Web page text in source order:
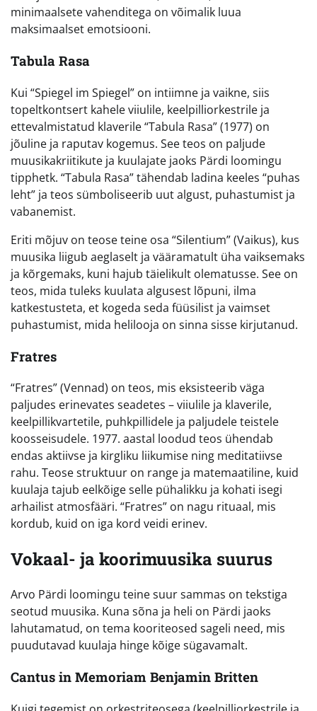
minimaalsete vahenditega on võimalik luua
maksimaalset emotsiooni.
Tabula Rasa
Kui “Spiegel im Spiegel” on intiimne ja vaikne, siis
topeltkontsert kahele viiulile, keelpilliorkestrile ja
ettevalmistatud klaverile “Tabula Rasa” (1977) on
jõuline ja raputav kogemus. See teos on paljude
muusikakriitikute ja kuulajate jaoks Pärdi loomingu
tipphetk. “Tabula Rasa” tähendab ladina keeles “puhas
leht” ja teos sümboliseerib uut algust, puhastumist ja
vabanemist.
Eriti mõjuv on teose teine osa “Silentium” (Vaikus), kus
muusika liigub aeglaselt ja vääramatult üha vaiksemaks
ja kõrgemaks, kuni hajub täielikult olematusse. See on
teos, mida tuleks kuulata algusest lõpuni, ilma
katkestusteta, et kogeda seda füüsilist ja vaimset
puhastumist, mida helilooja on sinna sisse kirjutanud.
Fratres
“Fratres” (Vennad) on teos, mis eksisteerib väga
paljudes erinevates seadetes – viiulile ja klaverile,
keelpillikvartetile, puhkpillidele ja paljudele teistele
koosseisudele. 1977. aastal loodud teos ühendab
endas aktiivse ja kirgliku liikumise ning meditatiivse
rahu. Teose struktuur on range ja matemaatiline, kuid
kuulaja tajub eelkõige selle pühalikku ja kohati isegi
arhailist atmosfääri. “Fratres” on nagu rituaal, mis
kordub, kuid on iga kord veidi erinev.
Vokaal- ja koorimuusika suurus
Arvo Pärdi loomingu teine suur sammas on tekstiga
seotud muusika. Kuna sõna ja heli on Pärdi jaoks
lahutamatud, on tema kooriteosed sageli need, mis
puudutavad kuulaja hinge kõige sügavamalt.
Cantus in Memoriam Benjamin Britten